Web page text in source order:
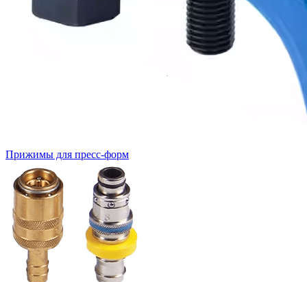
Прижимы для пресс-форм